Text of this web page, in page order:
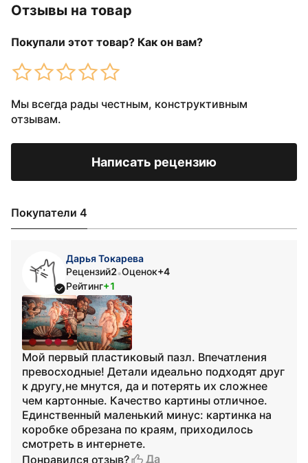
Отзывы на товар
Покупали этот товар? Как он вам?
Мы всегда рады честным, конструктивным
отзывам.
Написать рецензию
Покупатели 4
Дарья Токарева
Рецензий2•Оценок+4
Рейтинг+1
Мой первый пластиковый пазл. Впечатления
превосходные! Детали идеально подходят друг
к другу,не мнутся, да и потерять их сложнее
чем картонные. Качество картины отличное.
Единственный маленький минус: картинка на
коробке обрезана по краям, приходилось
смотреть в интернете.
Понравился отзыв?
Да